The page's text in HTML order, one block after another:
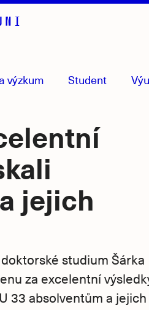
výzkum Student
jejich
studium Šárka
za excelentní
33 absolventům a jejich